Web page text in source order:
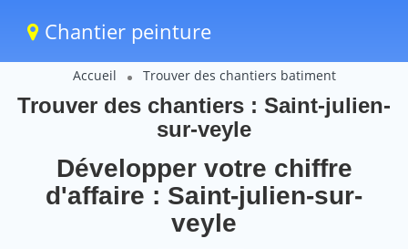
Chantier peinture
Accueil Trouver des chantiers batiment
Trouver des chantiers : Saint-julien-
sur-veyle
Développer votre chiffre
d'affaire : Saint-julien-sur-
veyle